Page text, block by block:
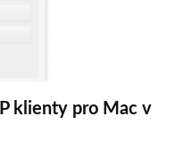
klienty pro Mac v